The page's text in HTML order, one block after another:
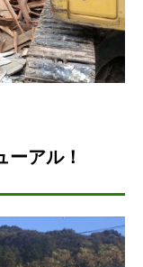
アル！